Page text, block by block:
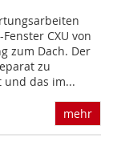
CXU von
zum Dach. Der
zu
und das im...
mehr